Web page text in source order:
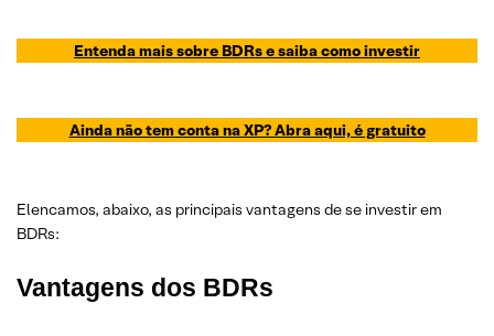
Entenda mais sobre BDRs e saiba como investir
Ainda não tem conta na XP? Abra aqui, é gratuito
Elencamos, abaixo, as principais vantagens de se investir em
BDRs:
Vantagens dos BDRs